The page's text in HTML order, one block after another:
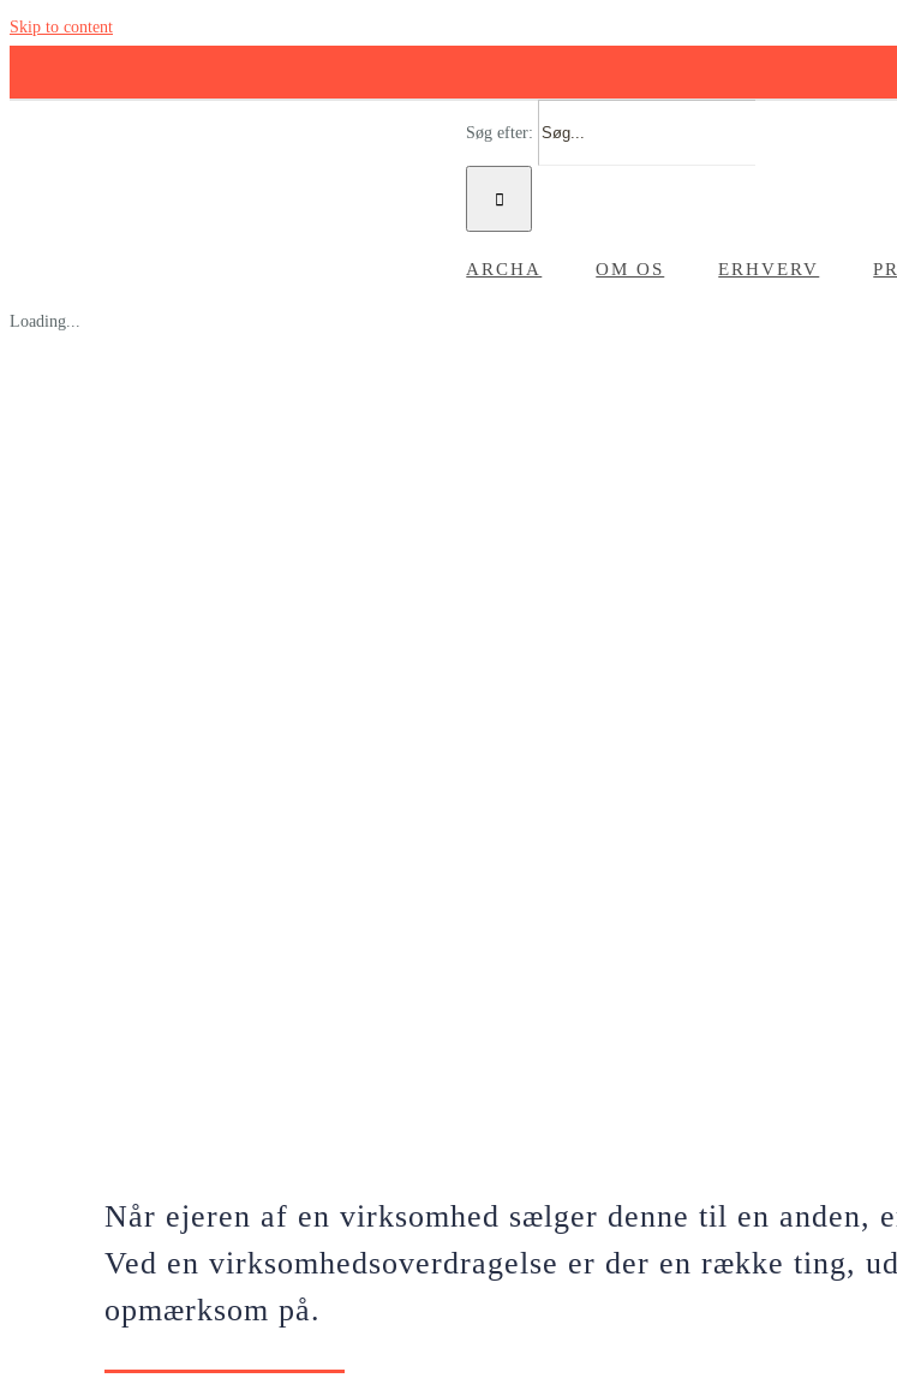
Skip to content
Søg efter:
ARCHA OM OS ERHVERV
Loading...
Når ejeren af en virksomhed sælger denne til en anden,
Ved en virksomhedsoverdragelse er der en række ting,
opmærksom på.